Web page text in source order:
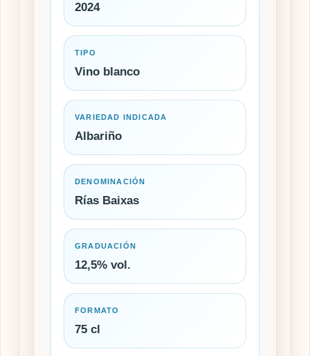
2024
TIPO
Vino blanco
VARIEDAD INDICADA
Albariño
DENOMINACIÓN
Rías Baixas
GRADUACIÓN
12,5% vol.
FORMATO
75 cl